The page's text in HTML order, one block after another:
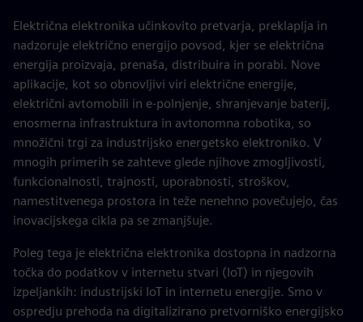
Električna elektronika učinkovito pretvarja, preklaplja in
nadzoruje električno energijo povsod, kjer se električna
energija proizvaja, prenaša, distribuira in porabi. Nove
aplikacije, kot so obnovljivi viri električne energije,
električni avtomobili in e-polnjenje, shranjevanje baterij,
enosmerna infrastruktura in avtonomna robotika, so
množični trgi za industrijsko energetsko elektroniko. V
mnogih primerih se zahteve glede njihove zmogljivosti,
funkcionalnosti, trajnosti, uporabnosti, stroškov,
namestitvenega prostora in teže nenehno povečujejo, čas
inovacijskega cikla pa se zmanjšuje.
Poleg tega je električna elektronika dostopna in nadzorna
točka do podatkov v internetu stvari (IoT) in njegovih
izpeljankih: industrijski IoT in internetu energije. Smo v
ospredju prehoda na digitalizirano pretvorniško energijsko